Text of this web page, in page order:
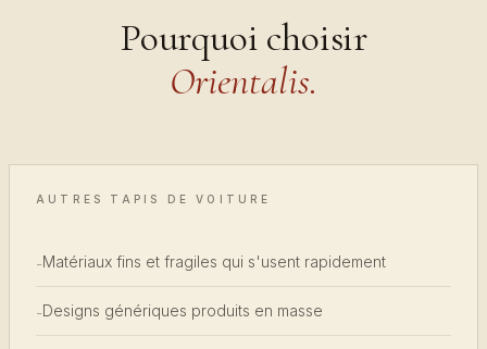
Pourquoi choisir
Orientalis.
AUTRES TAPIS DE VOITURE
-Matériaux fins et fragiles qui s'usent rapidement
-Designs génériques produits en masse